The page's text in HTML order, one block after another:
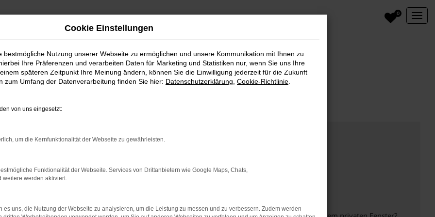
0
Cookie Einstellungen
bestmögliche Nutzung unserer Webseite zu ermöglichen und unsere Kommunikation mit Ihnen zu
Ihre Präferenzen und verarbeiten Daten für Marketing und Statistiken nur, wenn Sie uns Ihre
späteren Zeitpunkt Ihre Meinung ändern, können Sie die Einwilligung jederzeit für die Zukunft
zum Umfang der Datenverarbeitung finden Sie hier: Datenschutzerklärung Cookie-Richtlinie
von uns eingesetzt:
um die Kernfunktionalität der Webseite zu gewährleisten.
Funktionalität der Webseite. Services von Drittanbietern wie Google Maps, Chats,
weitere werden aktiviert.
es uns, die Nutzung der Webseite zu analysieren, um die Leistung zu messen und zu verbessern. Zudem werden